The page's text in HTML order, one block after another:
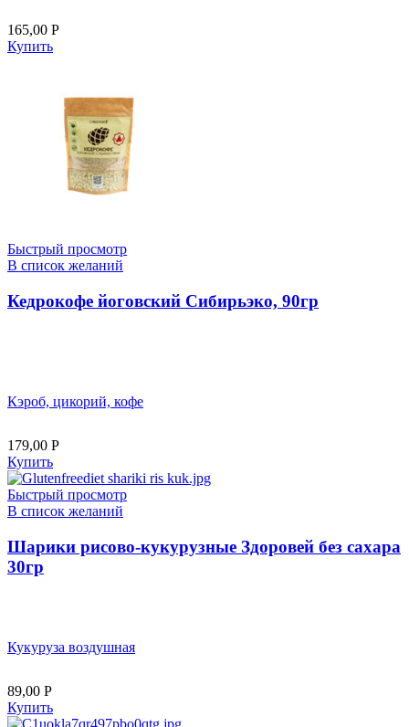
165,00 Р
Купить
Быстрый просмотр
В список желаний
Кедрокофе йоговский Сибирьэко, 90гр
Кэроб, цикорий, кофе
179,00 Р
Купить
Быстрый просмотр
В список желаний
Шарики рисово-кукурузные Здоровей без сахара
30гр
Кукуруза воздушная
89,00 Р
Купить